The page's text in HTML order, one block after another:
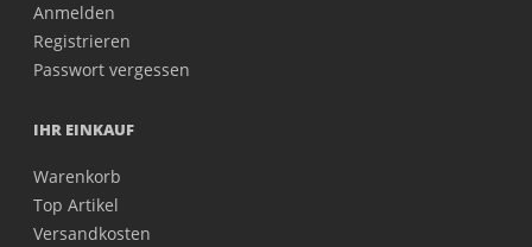
Anmelden
Registrieren
Passwort vergessen
IHR EINKAUF
Warenkorb
Top Artikel
Versandkosten